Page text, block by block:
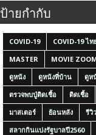
ป้ายกำกับ
COVID-19 COVID-19 ไท
MASTER
MOVIE
ดูหนัง
ดูหนังที่บ้าน ดูห
ตรวจพบปู่ติดเชื้อ
ติดเชื้อ
มาสเตอร์
ย้อนหลัง รีวิ
สลากกินแบ่งรัฐบาลปี2560